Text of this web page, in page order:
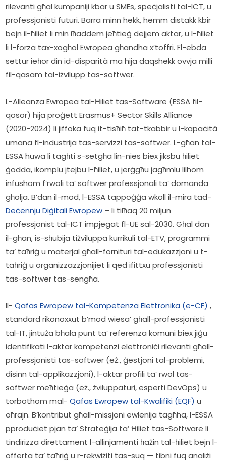
rilevanti għal kumpaniji kbar u SMEs, speċjalisti tal-ICT, u
professjonisti futuri. Barra minn hekk, hemm distakk kbir
bejn il-ħiliet li min iħaddem jeħtieġ dejjem aktar, u l-ħiliet
li l-forza tax-xogħol Ewropea għandha x’toffri. Fl-ebda
settur ieħor din id-disparità ma hija daqshekk ovvja milli
fil-qasam tal-iżvilupp tas-softwer.
L-Alleanza Ewropea tal-Ħiliet tas-Software (ESSA fil-
qosor) hija proġett Erasmus+ Sector Skills Alliance
(2020-2024) li jiffoka fuq it-tisħiħ tat-tkabbir u l-kapaċità
umana fl-industrija tas-servizzi tas-softwer. L-għan tal-
ESSA huwa li tagħti s-setgħa lin-nies biex jiksbu ħiliet
ġodda, ikomplu jtejbu l-ħiliet, u jerġgħu jagħmlu lilhom
infushom f’rwoli ta’ softwer professjonali ta’ domanda
Deċennju Diġitali Ewropew – li tilħaq 20 miljun
professjonist tal-ICT impjegat fl-UE sal-2030. Għal dan
il-għan, is-sħubija tiżviluppa kurrikuli tal-ETV, programmi
ta’ taħriġ u materjal għall-fornituri tal-edukazzjoni u t-
taħriġ u organizzazzjonijiet li qed ifittxu professjonisti
tas-softwer tas-sengħa.
Il- Qafas Ewropew tal-Kompetenza Elettronika (e-CF) ,
standard rikonoxxut b’mod wiesa’ għall-professjonisti
tal-IT, jintuża bħala punt ta’ referenza komuni biex jiġu
identifikati l-aktar kompetenzi elettroniċi rilevanti għall-
professjonisti tas-softwer (eż., ġestjoni tal-problemi,
disinn tal-applikazzjoni), l-aktar profili ta’ rwol tas-
softwer meħtieġa (eż., żviluppaturi, esperti DevOps) u
torbothom mal- Qafas Ewropew tal-Kwalifiki (EQF) u
oħrajn. B’kontribut għall-missjoni ewlenija tagħha, l-ESSA
pproduċiet pjan ta’ Strateġija ta’ Ħiliet tas-Software li
tindirizza direttament l-allinjamenti ħażin tal-ħiliet bejn l-
offerta ta’ taħriġ u r-rekwiżiti tas-suq — tibni fuq analiżi